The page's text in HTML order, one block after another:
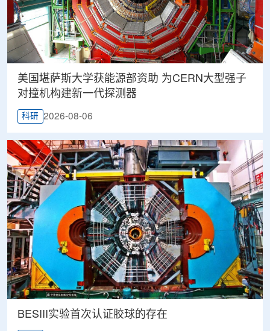
美国堪萨斯大学获能源部资助 为CERN大型强子
对撞机构建新一代探测器
科研 2026-08-06
BESIII实验首次认证胶球的存在